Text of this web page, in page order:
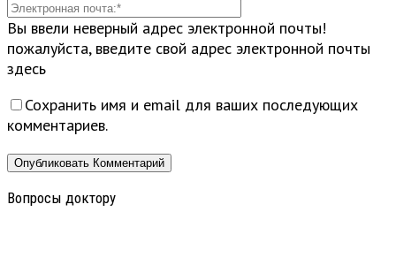
Вы ввели неверный адрес электронной почты!
пожалуйста, введите свой адрес электронной почты
здесь
Сохранить имя и email для ваших последующих
комментариев.
Вопросы доктору